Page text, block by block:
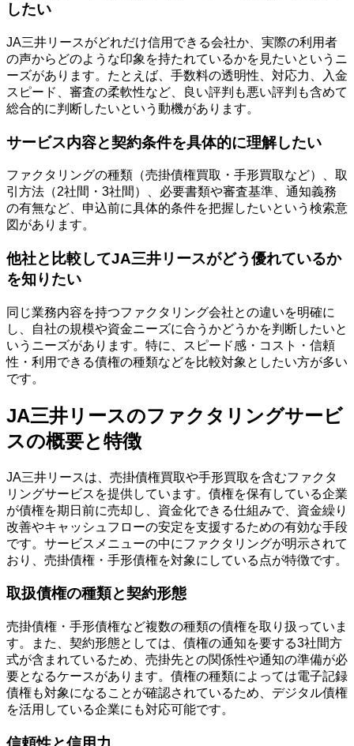
したい
JA三井リースがどれだけ信用できる会社か、実際の利用者
の声からどのような印象を持たれているかを見たいというニ
ーズがあります。たとえば、手数料の透明性、対応力、入金
スピード、審査の柔軟性など、良い評判も悪い評判も含めて
総合的に判断したいという動機があります。
サービス内容と契約条件を具体的に理解したい
ファクタリングの種類（売掛債権買取・手形買取など）、取
引方法（2社間・3社間）、必要書類や審査基準、通知義務
の有無など、申込前に具体的条件を把握したいという検索意
図があります。
他社と比較してJA三井リースがどう優れているか
を知りたい
同じ業務内容を持つファクタリング会社との違いを明確に
し、自社の規模や資金ニーズに合うかどうかを判断したいと
いうニーズがあります。特に、スピード感・コスト・信頼
性・利用できる債権の種類などを比較対象としたい方が多い
です。
JA三井リースのファクタリングサービ
スの概要と特徴
JA三井リースは、売掛債権買取や手形買取を含むファクタ
リングサービスを提供しています。債権を保有している企業
が債権を期日前に売却し、資金化できる仕組みで、資金繰り
改善やキャッシュフローの安定を支援するための有効な手段
です。サービスメニューの中にファクタリングが明示されて
おり、売掛債権・手形債権を対象にしている点が特徴です。
取扱債権の種類と契約形態
売掛債権・手形債権など複数の種類の債権を取り扱っていま
す。また、契約形態としては、債権の通知を要する3社間方
式が含まれているため、売掛先との関係性や通知の準備が必
要となるケースがあります。債権の種類によっては電子記録
債権も対象になることが確認されているため、デジタル債権
を活用している企業にも対応可能です。